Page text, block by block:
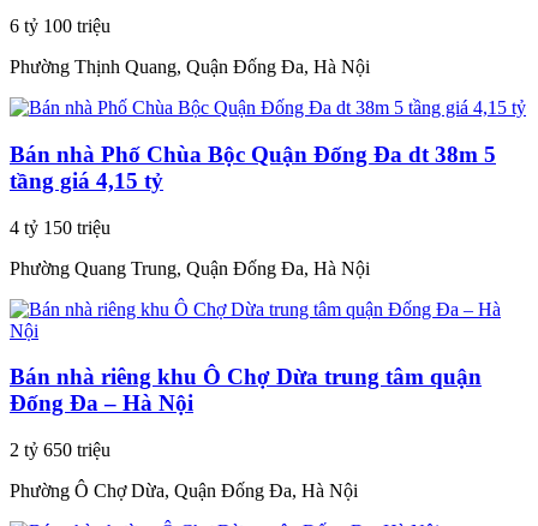
6 tỷ 100 triệu
Phường Thịnh Quang, Quận Đống Đa, Hà Nội
Bán nhà Phố Chùa Bộc Quận Đống Đa dt 38m 5
tầng giá 4,15 tỷ
4 tỷ 150 triệu
Phường Quang Trung, Quận Đống Đa, Hà Nội
Bán nhà riêng khu Ô Chợ Dừa trung tâm quận
Đống Đa – Hà Nội
2 tỷ 650 triệu
Phường Ô Chợ Dừa, Quận Đống Đa, Hà Nội